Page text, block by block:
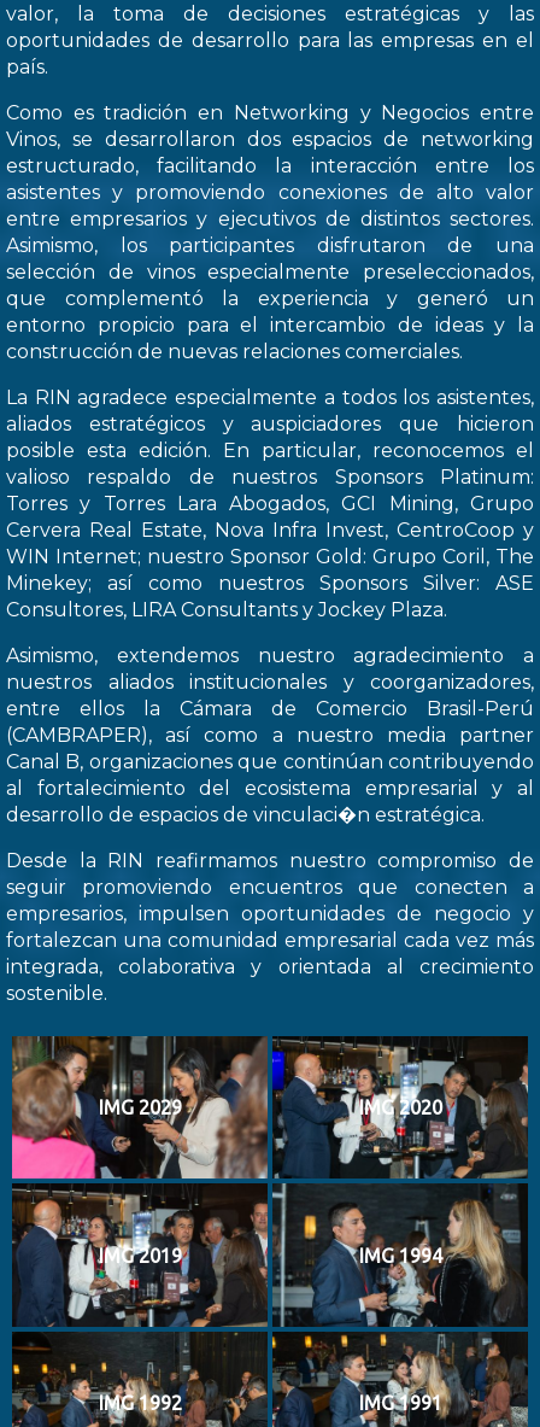
valor, la toma de decisiones estratégicas y las
oportunidades de desarrollo para las empresas en el
país.
Como es tradición en Networking y Negocios entre
Vinos, se desarrollaron dos espacios de networking
estructurado, facilitando la interacción entre los
asistentes y promoviendo conexiones de alto valor
entre empresarios y ejecutivos de distintos sectores.
Asimismo, los participantes disfrutaron de una
selección de vinos especialmente preseleccionados,
que complementó la experiencia y generó un
entorno propicio para el intercambio de ideas y la
construcción de nuevas relaciones comerciales.
La RIN agradece especialmente a todos los asistentes,
aliados estratégicos y auspiciadores que hicieron
posible esta edición. En particular, reconocemos el
valioso respaldo de nuestros Sponsors Platinum:
Torres y Torres Lara Abogados, GCI Mining, Grupo
Cervera Real Estate, Nova Infra Invest, CentroCoop y
WIN Internet; nuestro Sponsor Gold: Grupo Coril, The
Minekey; así como nuestros Sponsors Silver: ASE
Consultores, LIRA Consultants y Jockey Plaza.
Asimismo, extendemos nuestro agradecimiento a
nuestros aliados institucionales y coorganizadores,
entre ellos la Cámara de Comercio Brasil-Perú
(CAMBRAPER), así como a nuestro media partner
Canal B, organizaciones que continúan contribuyendo
al fortalecimiento del ecosistema empresarial y al
desarrollo de espacios de vinculaci�n estratégica.
Desde la RIN reafirmamos nuestro compromiso de
seguir promoviendo encuentros que conecten a
empresarios, impulsen oportunidades de negocio y
fortalezcan una comunidad empresarial cada vez más
integrada, colaborativa y orientada al crecimiento
sostenible.
IMG 2029 IMG 2020
IMG 2019 IMG 1994
IMG 1992 IMG 1991